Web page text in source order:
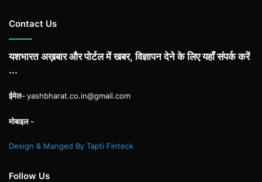
Contact Us
यशभारत अख़बार और पोर्टल में खबर, विज्ञापन देने के लिए यहाँ संपर्क करें
...
ईमेल-yashbharat.co.in@gmail.com
मोबाइल -
Design & Manged By Tapti Finteck
Follow Us